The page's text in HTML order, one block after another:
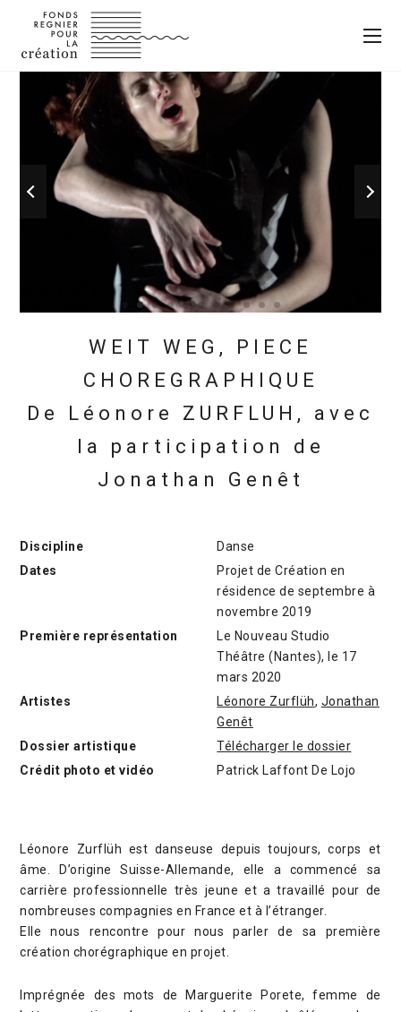
WEIT WEG, PIECE
CHOREGRAPHIQUE
De Léonore ZURFLUH, avec
la participation de
Jonathan Genêt
Discipline
Danse
Dates
Projet de Création en
résidence de septembre à
novembre 2019
Première représentation
Le Nouveau Studio
Théâtre (Nantes), le 17
mars 2020
Artistes
Léonore Zurflüh, Jonathan
Genêt
Dossier artistique
Télécharger le dossier
Crédit photo et vidéo
Patrick Laffont De Lojo
Léonore Zurflüh est danseuse depuis toujours, corps et
âme. D’origine Suisse-Allemande, elle a commencé sa
carrière professionnelle très jeune et a travaillé pour de
nombreuses compagnies en France et à l’étranger.
Elle nous rencontre pour nous parler de sa première
création chorégraphique en projet.
Imprégnée des mots de Marguerite Porete, femme de